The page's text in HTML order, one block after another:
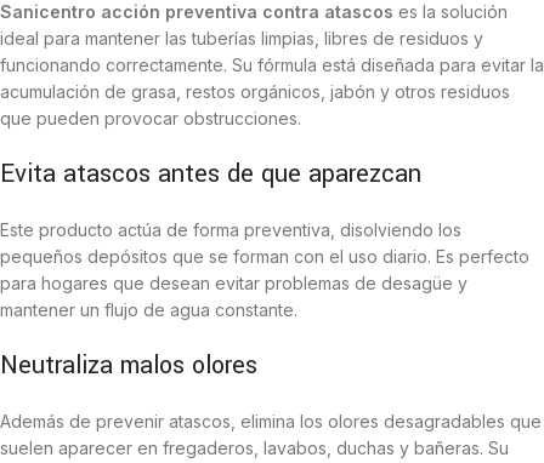
Sanicentro acción preventiva contra atascos es la solución
ideal para mantener las tuberías limpias, libres de residuos y
funcionando correctamente. Su fórmula está diseñada para evitar la
acumulación de grasa, restos orgánicos, jabón y otros residuos
que pueden provocar obstrucciones.
Evita atascos antes de que aparezcan
Este producto actúa de forma preventiva, disolviendo los
pequeños depósitos que se forman con el uso diario. Es perfecto
para hogares que desean evitar problemas de desagüe y
mantener un flujo de agua constante.
Neutraliza malos olores
Además de prevenir atascos, elimina los olores desagradables que
suelen aparecer en fregaderos, lavabos, duchas y bañeras. Su